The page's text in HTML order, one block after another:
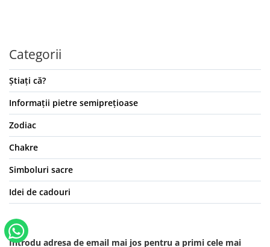
Categorii
Știați că?
Informații pietre semiprețioase
Zodiac
Chakre
Simboluri sacre
Idei de cadouri
Introdu adresa de email mai jos pentru a primi cele mai